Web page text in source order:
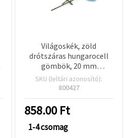
Világoskék, zöld
drótszáras hungarocell
gömbök, 20 mm
gömbátmérő x 38 mm
szárhossz, fényes felület
koszorúkhoz és DIY hobbi
kézműves dekorációhoz,
20 db/csomag
SKU (leltári azonosító):
800427
858.00 Ft
1-4 csomag